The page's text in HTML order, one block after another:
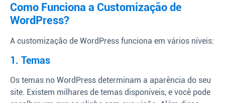
Como Funciona a Customização de
WordPress?
A customização de WordPress funciona em vários níveis:
1. Temas
Os temas no WordPress determinam a aparência do seu
site. Existem milhares de temas disponíveis, e você pode